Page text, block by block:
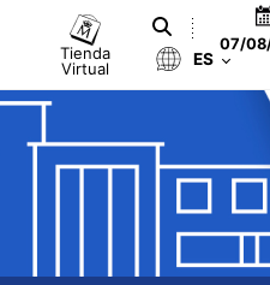
Tienda
Virtual
07/
ES